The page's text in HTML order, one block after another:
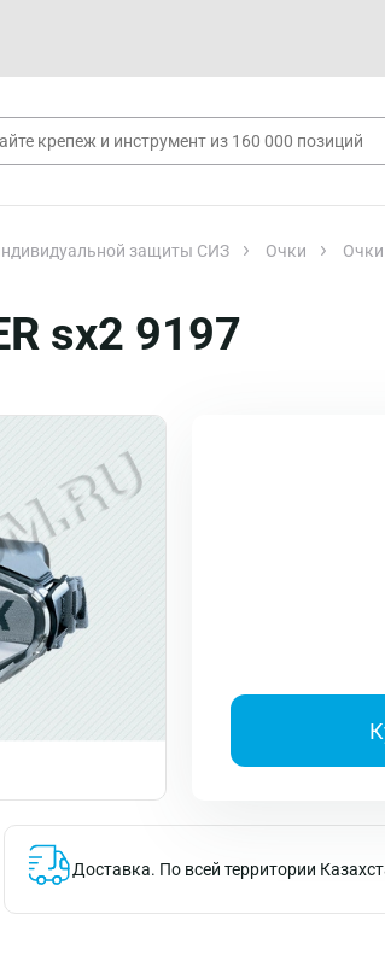
защиты СИЗ Очки Очки
sx2 9197
Доставка. По всей территории